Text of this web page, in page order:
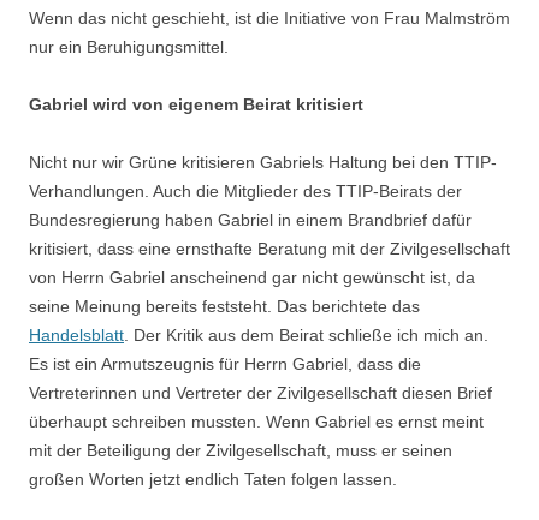
Wenn das nicht geschieht, ist die Initiative von Frau Malmström
nur ein Beruhigungsmittel.
Gabriel wird von eigenem Beirat kritisiert
Nicht nur wir Grüne kritisieren Gabriels Haltung bei den TTIP-
Verhandlungen. Auch die Mitglieder des TTIP-Beirats der
Bundesregierung haben Gabriel in einem Brandbrief dafür
kritisiert, dass eine ernsthafte Beratung mit der Zivilgesellschaft
von Herrn Gabriel anscheinend gar nicht gewünscht ist, da
seine Meinung bereits feststeht. Das berichtete das
Handelsblatt . Der Kritik aus dem Beirat schließe ich mich an.
Es ist ein Armutszeugnis für Herrn Gabriel, dass die
Vertreterinnen und Vertreter der Zivilgesellschaft diesen Brief
überhaupt schreiben mussten. Wenn Gabriel es ernst meint
mit der Beteiligung der Zivilgesellschaft, muss er seinen
großen Worten jetzt endlich Taten folgen lassen.